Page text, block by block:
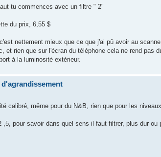
tu commences avec un filtre " 2"
du prix, 6,55 $
nettement mieux que ce que j'ai pû avoir au
rien que sur l'écran du téléphone cela ne rend pas
à la luminosité extérieur.
calibré, même pour du N&B, rien que pour les
pour savoir dans quel sens il faut filtrer, plus dur ou